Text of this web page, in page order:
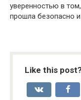
уверенностью в
прошла безопасно и
Like this